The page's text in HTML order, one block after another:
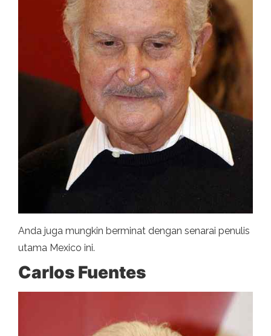
Anda juga mungkin berminat dengan senarai penulis
utama Mexico ini.
Carlos Fuentes